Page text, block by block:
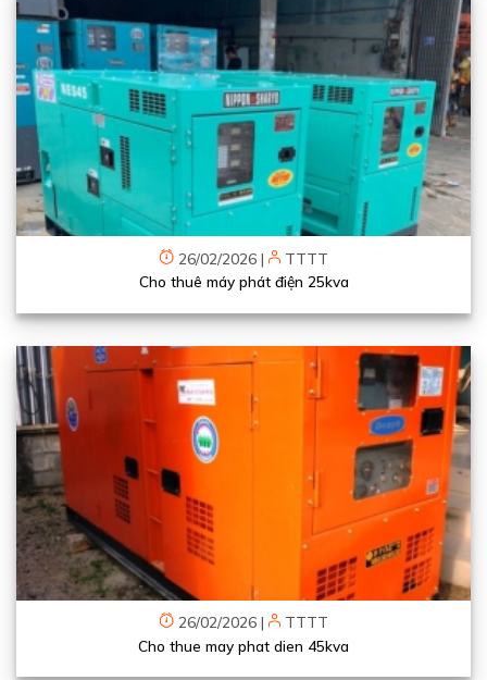
26/02/2026 |
TTTT
Cho thuê máy phát điện 25kva
26/02/2026 |
TTTT
Cho thue may phat dien 45kva